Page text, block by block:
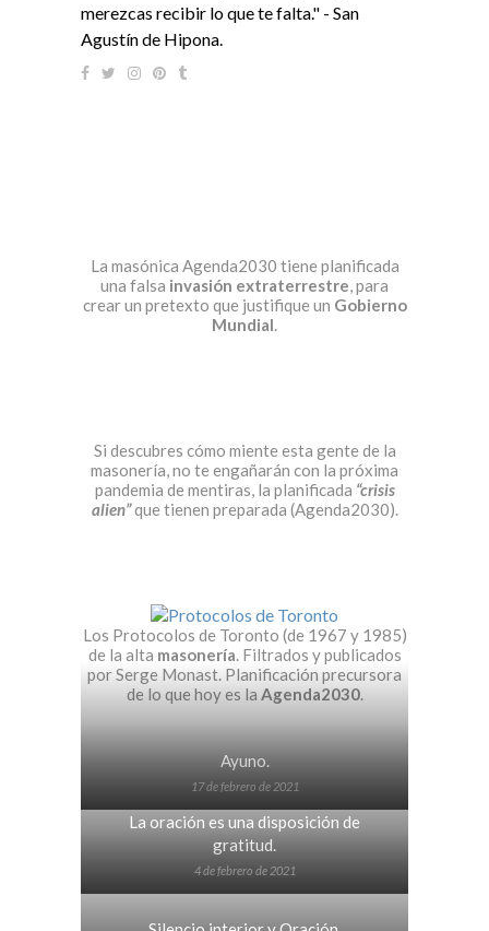
merezcas recibir lo que te falta." - San
Agustín de Hipona.
La masónica Agenda2030 tiene planificada
una falsa invasión extraterrestre, para
crear un pretexto que justifique un Gobierno
Mundial.
Si descubres cómo miente esta gente de la
masonería, no te engañarán con la próxima
pandemia de mentiras, la planificada “crisis
alien”que tienen preparada (Agenda2030).
Los Protocolos de Toronto (de 1967 y 1985)
de la alta masonería. Filtrados y publicados
por Serge Monast. Planificación precursora
de lo que hoy es laAgenda2030.
Ayuno.
17 de febrero de 2021
La oración es una disposición de
gratitud.
4 de febrero de 2021